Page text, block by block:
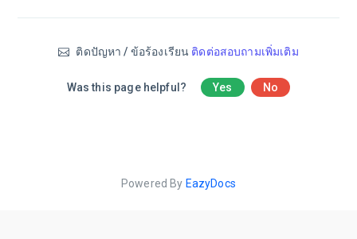
ติดปัญหา / ข้อร้องเรียน ติดต่อสอบถามเพิ่มเติม
Was this page helpful? Yes No
Powered By EazyDocs